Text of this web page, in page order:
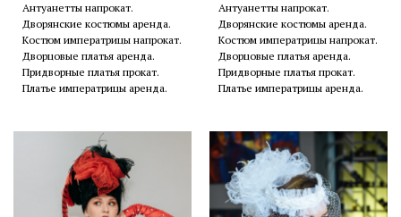
Антуанетты напрокат.
Дворянские костюмы аренда.
Костюм императрицы напрокат.
Дворцовые платья аренда.
Придворные платья прокат.
Платье императрицы аренда.
Антуанетты напрокат.
Дворянские костюмы аренда.
Костюм императрицы напрокат.
Дворцовые платья аренда.
Придворные платья прокат.
Платье императрицы аренда.